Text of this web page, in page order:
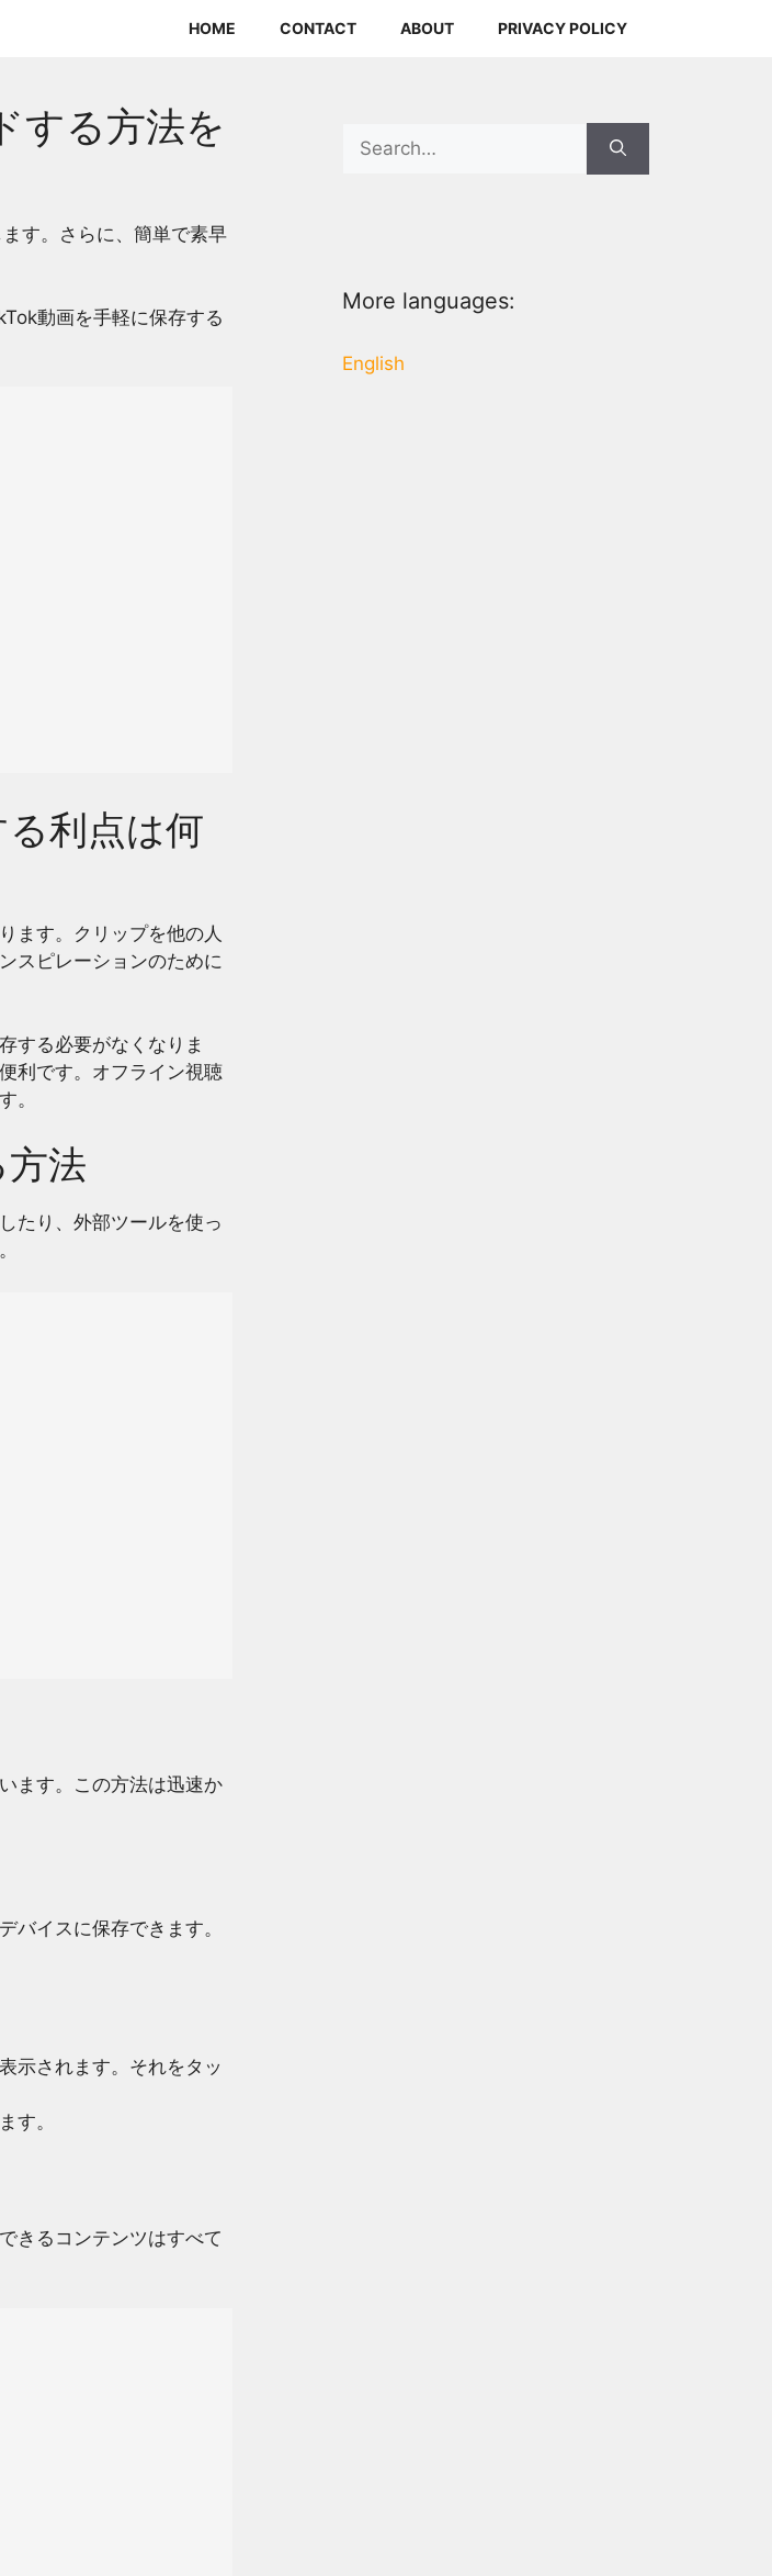
HOME CONTACT ABOUT PRIVACY POLICY
する方法を
す。さらに、簡単で素早
動画を手軽に保存する
利点は何
ます。クリップを他の人
スピレーションのために
する必要がなくなりま
利です。オフライン視聴
。
法
たり、外部ツールを使っ
ます。この方法は迅速か
バイスに保存できます。
示されます。それをタッ
す。
きるコンテンツはすべて
Search
for:
More languages:
English